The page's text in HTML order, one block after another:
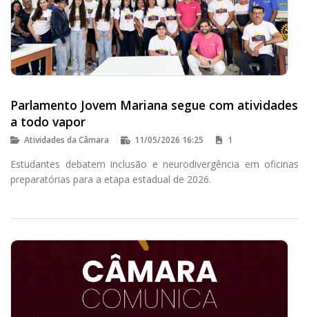
Parlamento Jovem Mariana segue com atividades
a todo vapor
Atividades da Câmara 11/05/2026 16:25 1
Estudantes debatem inclusão e neurodivergência em oficinas
preparatórias para a etapa estadual de 2026.